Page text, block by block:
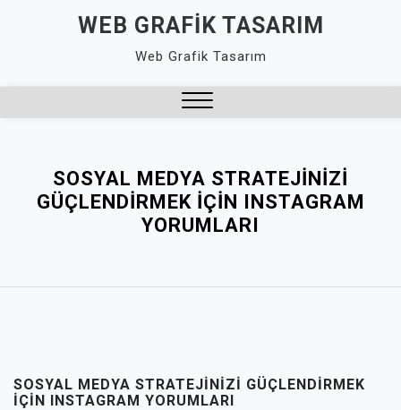
WEB GRAFIK TASARIM
Web Grafik Tasarım
SOSYAL MEDYA STRATEJINIZI
GÜÇLENDIRMEK İÇIN INSTAGRAM
YORUMLARI
SOSYAL MEDYA STRATEJINIZI GÜÇLENDIRMEK
İÇIN INSTAGRAM YORUMLARI